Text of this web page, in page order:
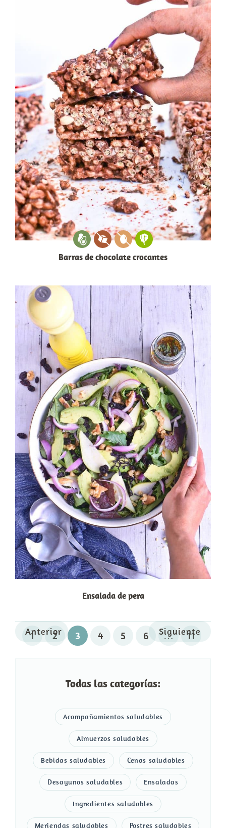
Barras de chocolate crocantes
Ensalada de pera
Anterior
1 2 3 4 5 6 … 11
Siguiente
Todas las categorías:
Acompañamientos saludables
Almuerzos saludables
Bebidas saludables Cenas saludables
Desayunos saludables Ensaladas
Ingredientes saludables
Meriendas saludables Postres saludables